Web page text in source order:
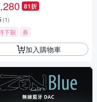
81折
(1)
下殺 券
加入購物車